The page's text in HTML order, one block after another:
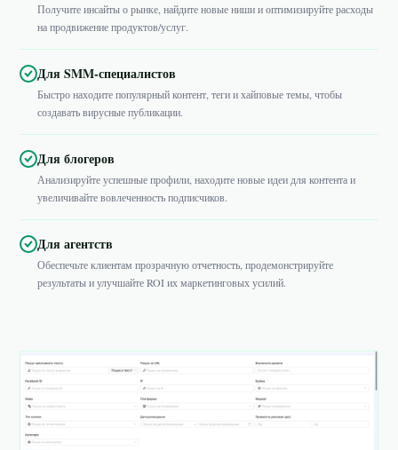
Получите инсайты о рынке, найдите новые ниши и оптимизируйте расходы
на продвижение продуктов/услуг.
Для SMM-специалистов
Быстро находите популярный контент, теги и хайповые темы, чтобы
создавать вирусные публикации.
Для блогеров
Анализируйте успешные профили, находите новые идеи для контента и
увеличивайте вовлеченность подписчиков.
Для агентств
Обеспечьте клиентам прозрачную отчетность, продемонстрируйте
результаты и улучшайте ROI их маркетинговых усилий.